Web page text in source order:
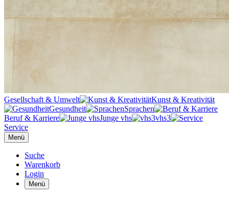
Gesellschaft & Umwelt
Kunst & Kreativität
Gesundheit
Sprachen
Beruf & Karriere
Junge vhs
vhs3
Service
Menü
Suche
Warenkorb
Login
Menü